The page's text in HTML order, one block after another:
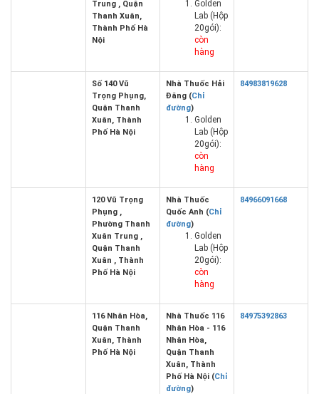
Trung , Quận
Thanh Xuân,
Thành Phố Hà
Nội
Golden
Lab (Hộp
20gói):
còn
hàng
Số 140 Vũ
Trọng Phụng,
Quận Thanh
Xuân, Thành
Phố Hà Nội
Nhà Thuốc Hải
Đăng (Chỉ
đường)
Golden
Lab (Hộp
20gói):
còn
hàng
84983819628
120 Vũ Trọng
Phụng ,
Phường Thanh
Xuân Trung ,
Quận Thanh
Xuân , Thành
Phố Hà Nội
Nhà Thuốc
Quốc Anh (Chỉ
đường)
Golden
Lab (Hộp
20gói):
còn
hàng
84966091668
116 Nhân Hòa,
Quận Thanh
Xuân, Thành
Phố Hà Nội
Nhà Thuốc 116
Nhân Hòa - 116
Nhân Hòa,
Quận Thanh
Xuân, Thành
Phố Hà Nội (Chỉ
đường)
84975392863